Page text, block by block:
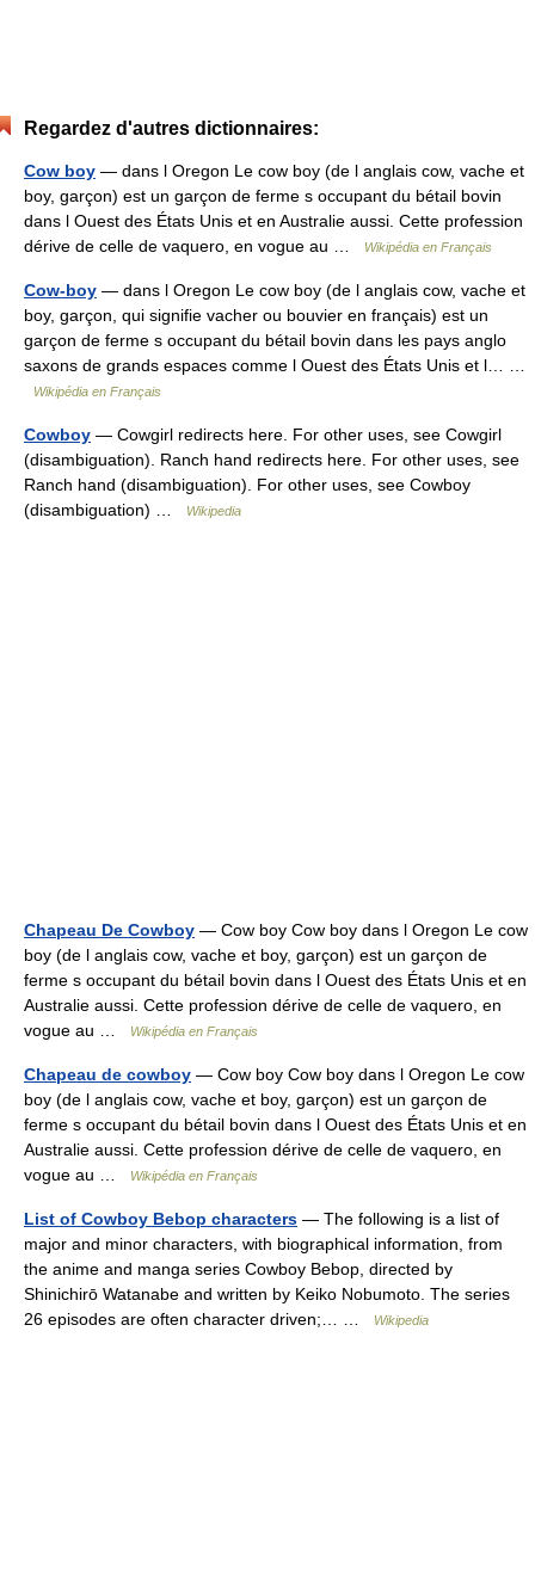
Regardez d'autres dictionnaires:
Cow boy — dans l Oregon Le cow boy (de l anglais cow, vache et
boy, garçon) est un garçon de ferme s occupant du bétail bovin
dans l Ouest des États Unis et en Australie aussi. Cette profession
dérive de celle de vaquero, en vogue au …
Wikipédia en Français
Cow-boy — dans l Oregon Le cow boy (de l anglais cow, vache et
boy, garçon, qui signifie vacher ou bouvier en français) est un
garçon de ferme s occupant du bétail bovin dans les pays anglo
saxons de grands espaces comme l Ouest des États Unis et l… …
Wikipédia en Français
Cowboy — Cowgirl redirects here. For other uses, see Cowgirl
(disambiguation). Ranch hand redirects here. For other uses, see
Ranch hand (disambiguation). For other uses, see Cowboy
(disambiguation) …
Wikipedia
Chapeau De Cowboy — Cow boy Cow boy dans l Oregon Le cow
boy (de l anglais cow, vache et boy, garçon) est un garçon de
ferme s occupant du bétail bovin dans l Ouest des États Unis et en
Australie aussi. Cette profession dérive de celle de vaquero, en
vogue au …
Wikipédia en Français
Chapeau de cowboy — Cow boy Cow boy dans l Oregon Le cow
boy (de l anglais cow, vache et boy, garçon) est un garçon de
ferme s occupant du bétail bovin dans l Ouest des États Unis et en
Australie aussi. Cette profession dérive de celle de vaquero, en
vogue au …
Wikipédia en Français
List of Cowboy Bebop characters — The following is a list of
major and minor characters, with biographical information, from
the anime and manga series Cowboy Bebop, directed by
Shinichirō Watanabe and written by Keiko Nobumoto. The series
26 episodes are often character driven;… …
Wikipedia